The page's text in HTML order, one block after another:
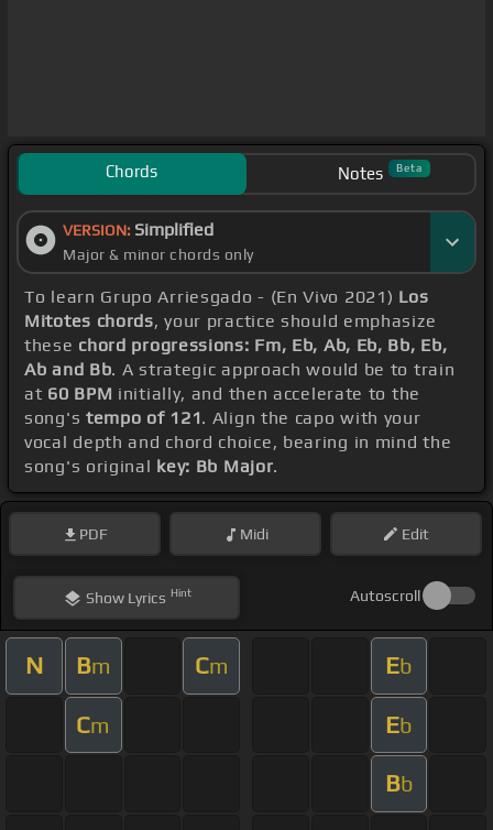
Chords Notes Beta
VERSION: Simplified
Major & minor chords only
To learn Grupo Arriesgado - (En Vivo 2021) Los
Mitotes chords, your practice should emphasize
these chord progressions: Fm, Eb, Ab, Eb, Bb, Eb,
Ab and Bb. A strategic approach would be to train
at 60 BPM initially, and then accelerate to the
song's tempo of 121. Align the capo with your
vocal depth and chord choice, bearing in mind the
song's original key: Bb Major.
PDF Midi Edit
ShowLyrics Hint Autoscroll
N Bm Cm Eb
Cm Eb
Bb